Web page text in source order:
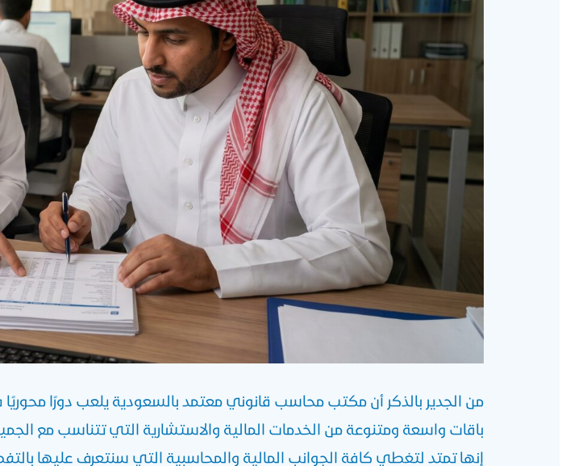
من الجدير بالذكر أن مكتب محاسب قانوني معتمد بالسعودية يلعب دورًا
باقات واسعة ومتنوعة من الخدمات المالية والاستشارية التي تتناسب مع
إنها تمتد لتغطي كافة الجوانب المالية والمحاسبية التي سنتعرف عليها